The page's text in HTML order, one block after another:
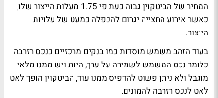
המחיר של הביטקוין גבוה כעת פי 1.75 מעלות הייצור שלו,
כאשר אירוע החצייה יגרום להכפלה כמעט של עלויות
הייצור.
בעוד הזהב משמש מוסדות כמו בנקים מרכזיים כנכס רזרבה
כלומר נכס המשמש לשמירה על ערך, היות ויש ממנו מלאי
מוגבל ולא ניתן פשוט להדפיס ממנו עוד, הביטקוין הופך לאט
לאט לנכס רזרבה להמונים.